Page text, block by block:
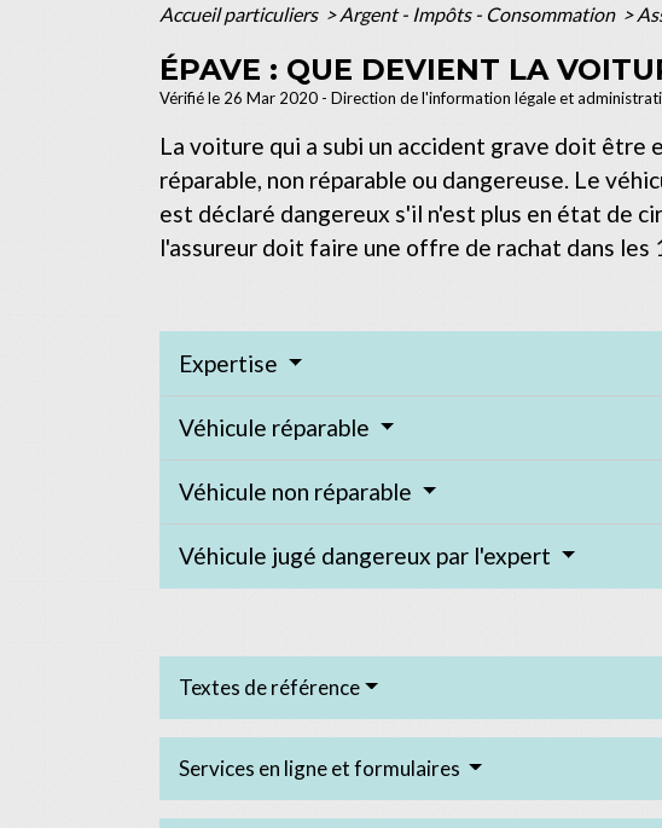
Accueil particuliers > Argent - Impôts - Consommation >
ÉPAVE : QUE DEVIENT LA
Vérifié le 26 Mar 2020 - Direction de l'information légale et
La voiture qui a subi un accident grave doit
réparable, non réparable ou dangereuse. Le
est déclaré dangereux s'il n'est plus en état de
l'assureur doit faire une offre de rachat dans
Expertise
Véhicule réparable
Véhicule non réparable
Véhicule jugé dangereux par l'expert
Textes de référence
Services en ligne et formulaires